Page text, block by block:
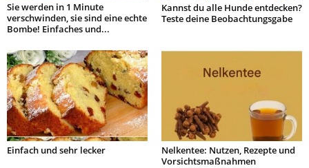
Sie werden in 1 Minute
verschwinden, sie sind eine echte
Bombe! Einfaches und...
Kannst du alle Hunde entdecken?
Teste deine Beobachtungsgabe
Einfach und sehr lecker
Nelkentee: Nutzen, Rezepte und
Vorsichtsmaßnahmen